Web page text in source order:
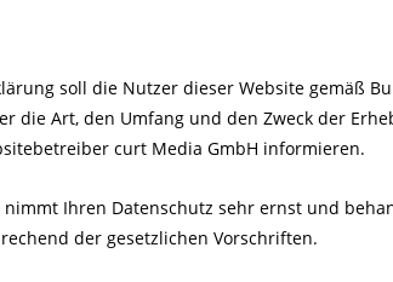
soll die Nutzer dieser Website gemäß
die Art, den Umfang und den Zweck der
curt Media GmbH informieren.
Ihren Datenschutz sehr ernst und
der gesetzlichen Vorschriften.